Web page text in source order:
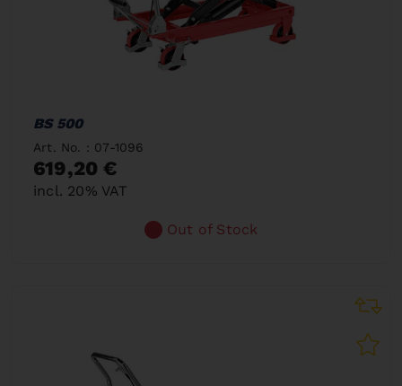
BS 500
Art. No. : 07-1096
619,20 €
incl. 20% VAT
Out of Stock